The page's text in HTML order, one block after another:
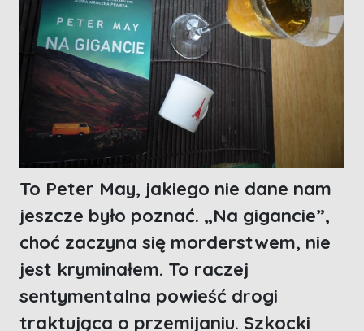
To Peter May, jakiego nie dane nam
jeszcze było poznać. „Na gigancie”,
choć zaczyna się morderstwem, nie
jest kryminałem. To raczej
sentymentalna powieść drogi
traktująca o przemijaniu. Szkocki